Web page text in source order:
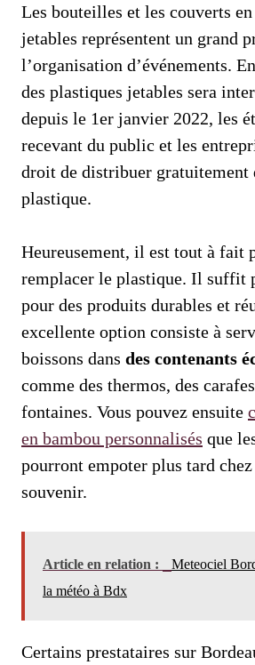
Les bouteilles et les couverts
jetables représentent un grand
l’organisation d’événements.
des plastiques jetables sera
depuis le 1er janvier 2022, les
recevant du public et les
droit de distribuer gratuitement
plastique.
Heureusement, il est tout à fait
remplacer le plastique. Il suffit
pour des produits durables et
excellente option consiste à
boissons dans des contenants
comme des thermos, des
fontaines. Vous pouvez ensuite
en bambou personnalisés que
pourront empoter plus tard
souvenir.
Article en relation :
Meteociel
la météo à Bdx
Certains prestataires sur